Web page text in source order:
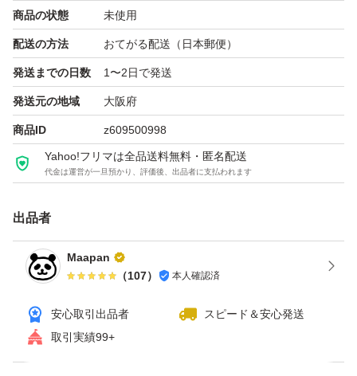
商品の状態 未使用
配送の方法 おてがる配送（日本郵便）
発送までの日数 1〜2日で発送
発送元の地域 大阪府
商品ID z609500998
Yahoo!フリマは全品送料無料・匿名配送
代金は運営が一旦預かり、評価後、出品者に支払われます
出品者
Maapan
（107） 本人確認済
安心取引出品者
スピード＆安心発送
取引実績99+